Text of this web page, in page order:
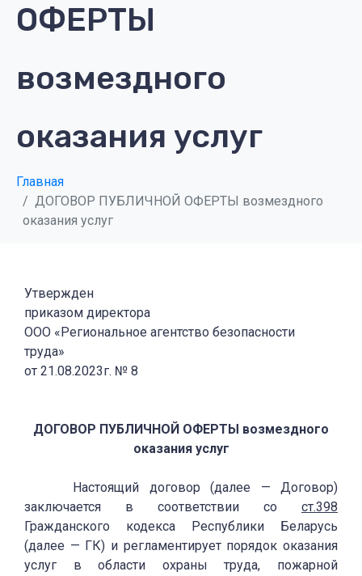
ОФЕРТЫ
возмездного
оказания услуг
Главная
ДОГОВОР ПУБЛИЧНОЙ ОФЕРТЫ возмездного
оказания услуг
Утвержден
приказом директора
ООО «Региональное агентство безопасности
труда»
от 21.08.2023г. № 8
ДОГОВОР ПУБЛИЧНОЙ ОФЕРТЫ возмездного
оказания услуг
Настоящий договор (далее — Договор)
заключается в соответствии со ст.398
Гражданского кодекса Республики Беларусь
(далее — ГК) и регламентирует порядок оказания
услуг в области охраны труда, пожарной